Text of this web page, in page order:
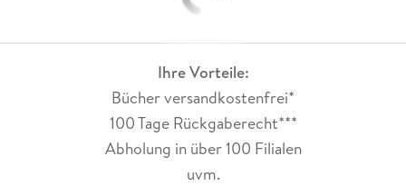
Ihre Vorteile:
Bücher versandkostenfrei*
100 Tage Rückgaberecht***
Abholung in über 100 Filialen
uvm.